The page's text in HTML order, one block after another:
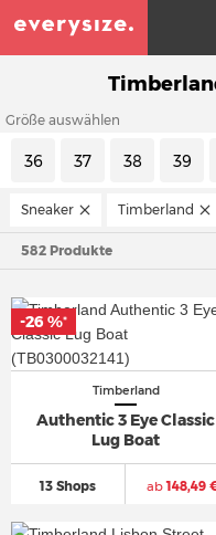
Größe auswählen
36 37 38 39
Sneaker Timberland
582 Produkte
Timberland
Authentic 3 Eye Classic
Lug Boat
13 Shops ab148,49
-26 %*